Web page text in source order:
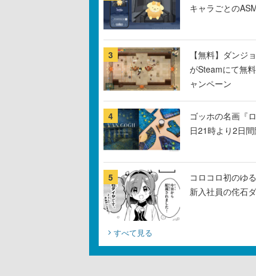
キャラごとの
3
【無料】ダンジ
がSteamにて無
ャンペーン
4
ゴッホの名画『
日21時より2日
5
コロコロ初のゆ
新入社員の侘石
すべて見る